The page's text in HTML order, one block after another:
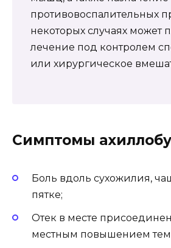
противовоспалительных
некоторых случаях может
лечение под контролем
или хирургическое
Симптомы
Боль вдоль сухожилия,
пятке;
Отек в месте
местным повышением